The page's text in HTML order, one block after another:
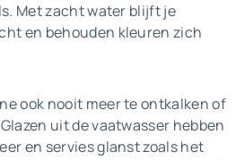
Met zacht water blijft je
en behouden kleuren zich
ook nooit meer te ontkalken of
uit de vaatwasser hebben
en servies glanst zoals het